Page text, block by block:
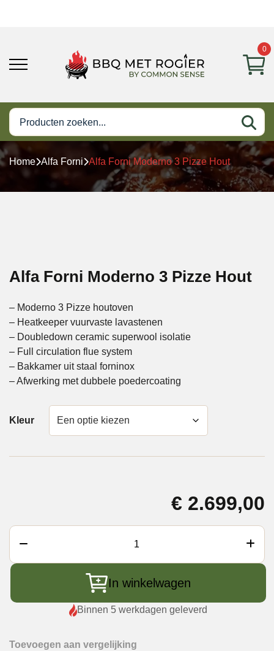
0
Home Alfa Forni Alfa Forni Moderno 3 Pizze Hout
Alfa Forni Moderno 3 Pizze Hout
– Moderno 3 Pizze houtoven
– Heatkeeper vuurvaste lavastenen
– Doubledown ceramic superwool isolatie
– Full circulation flue system
– Bakkamer uit staal forninox
– Afwerking met dubbele poedercoating
Kleur
€ 2.699,00
Forni
3
aantal
In winkelwagen
Binnen 5 werkdagen geleverd
Toevoegen aan vergelijking